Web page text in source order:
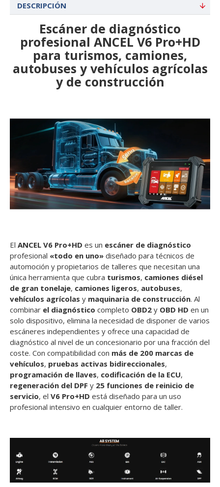
DESCRIPCIÓN
Escáner de diagnóstico
profesional ANCEL V6 Pro+HD
para turismos, camiones,
autobuses y vehículos agrícolas
y de construcción
El ANCEL V6 Pro+HD es un escáner de diagnóstico
profesional «todo en uno» diseñado para técnicos de
automoción y propietarios de talleres que necesitan una
única herramienta que cubra turismos, camiones diésel
de gran tonelaje, camiones ligeros, autobuses,
vehículos agrícolas y maquinaria de construcción. Al
combinar el diagnóstico completo OBD2 y OBD HD en un
solo dispositivo, elimina la necesidad de disponer de varios
escáneres independientes y ofrece una capacidad de
diagnóstico al nivel de un concesionario por una fracción del
coste. Con compatibilidad con más de 200 marcas de
vehículos, pruebas activas bidireccionales,
programación de llaves, codificación de la ECU,
regeneración del DPF y 25 funciones de reinicio de
servicio, el V6 Pro+HD está diseñado para un uso
profesional intensivo en cualquier entorno de taller.